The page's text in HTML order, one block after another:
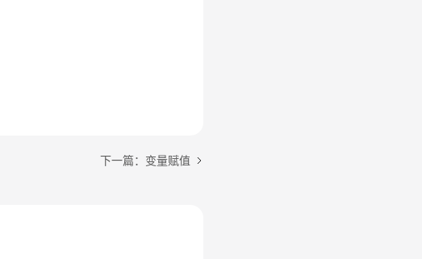
下一篇：变量赋值